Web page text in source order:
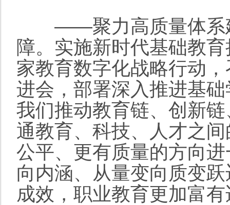
——聚力高质量体系建
障。实施新时代基础教
家教育数字化战略行动
进会，部署深入推进基
我们推动教育链、创新
通教育、科技、人才之
公平、更有质量的方向
向内涵、从量变向质变
成效，职业教育更加富